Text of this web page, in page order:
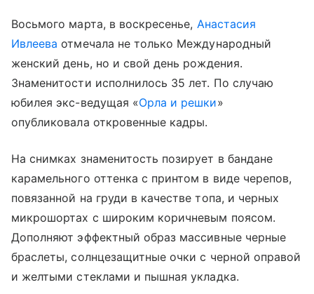
Восьмого марта, в воскресенье, Анастасия
Ивлеева отмечала не только Международный
женский день, но и свой день рождения.
Знаменитости исполнилось 35 лет. По случаю
юбилея экс-ведущая «Орла и решки»
опубликовала откровенные кадры.
На снимках знаменитость позирует в бандане
карамельного оттенка с принтом в виде черепов,
повязанной на груди в качестве топа, и черных
микрошортах с широким коричневым поясом.
Дополняют эффектный образ массивные черные
браслеты, солнцезащитные очки с черной оправой
и желтыми стеклами и пышная укладка.